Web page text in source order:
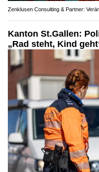
Zenklusen Consulting & Partner:
Kanton St.Gallen:
„Rad steht, Kind